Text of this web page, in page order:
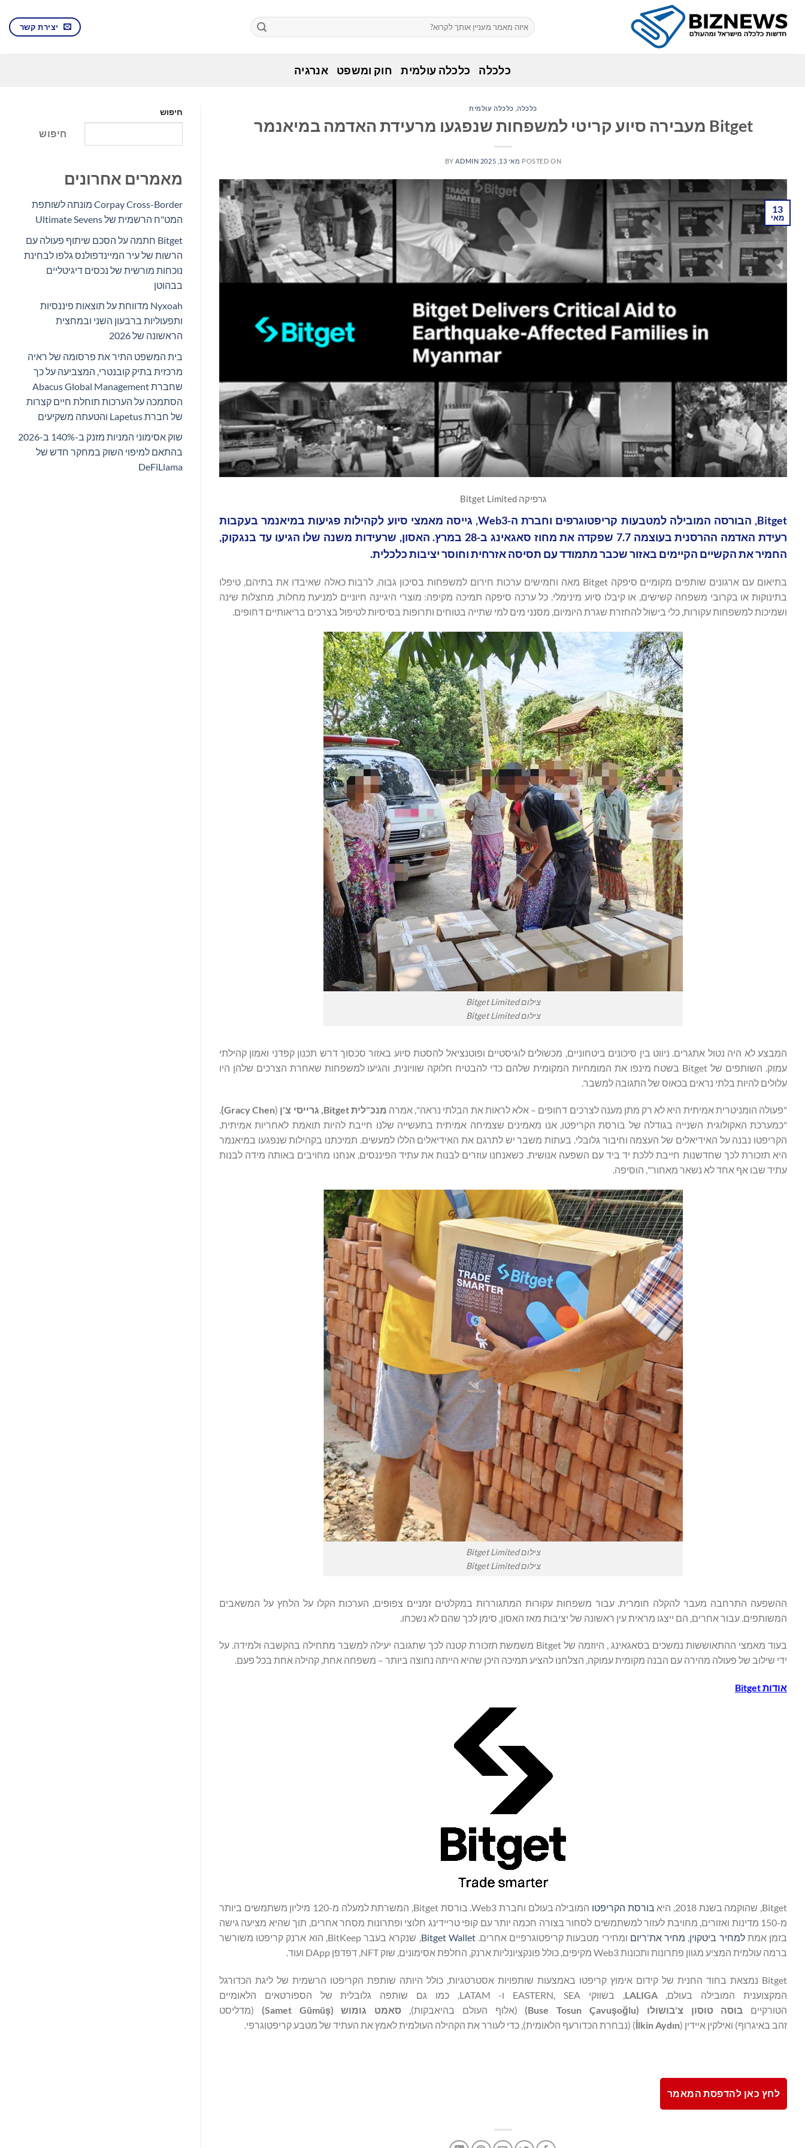
content
יצירת קשר
כלכלה כלכלה עולמית חוק ומשפט אנרגיה
כלכלה, כלכלה עולמית
Bitget מעבירה סיוע קריטי למשפחות שנפגעו מרעידת האדמה במיאנמר
POSTED ON מאי 13, 2025 BY ADMIN
13
מאי
גרפיקה Bitget Limited
Bitget, הבורסה המובילה למטבעות קריפטוגרפים וחברת ה-Web3, גייסה מאמצי סיוע לקהילות פגיעות במיאנמר בעקבות
רעידת האדמה ההרסנית בעוצמה 7.7 שפקדה את מחוז סאגאינג ב-28 במרץ. האסון, שרעידות משנה שלו הגיעו עד בנגקוק,
החמיר את הקשיים הקיימים באזור שכבר מתמודד עם תסיסה אזרחית וחוסר יציבות כלכלית.
בתיאום עם ארגונים שותפים מקומיים סיפקה Bitget מאה וחמישים ערכות חירום למשפחות בסיכון גבוה, לרבות כאלה שאיבדו את בתיהם, טיפלו
בתינוקות או בקרובי משפחה קשישים, או קיבלו סיוע מינימלי. כל ערכה סיפקה תמיכה מקיפה: מוצרי היגיינה חיוניים למניעת מחלות, מחצלות שינה
ושמיכות למשפחות עקורות, כלי בישול להחזרת שגרת היומיום, מסנני מים למי שתייה בטוחים ותרופות בסיסיות לטיפול בצרכים בריאותיים דחופים.
צילום Bitget Limited
צילום Bitget Limited
המבצע לא היה נטול אתגרים. ניווט בין סיכונים ביטחוניים, מכשולים לוגיסטיים ופוטנציאל להסטת סיוע באזור סכסוך דרש תכנון קפדני ואמון קהילתי
עמוק. השותפים של Bitget בשטח מינפו את המומחיות המקומית שלהם כדי להבטיח חלוקה שוויונית, והגיעו למשפחות שאחרת הצרכים שלהן היו
עלולים להיות בלתי נראים בכאוס של התגובה למשבר.
"פעולה הומניטרית אמיתית היא לא רק מתן מענה לצרכים דחופים – אלא לראות את הבלתי נראה", אמרה מנכ"לית Bitget, גרייסי צ'ן (
Gracy Chen
)
.
"כמערכת האקולוגית השנייה בגודלה של בורסת הקריפטו, אנו מאמינים שצמיחה אמיתית בתעשייה שלנו חייבת להיות תואמת לאחריות אמיתית.
הקריפטו נבנה על האידיאלים של העצמה וחיבור גלובלי. בעתות משבר יש לתרגם את האידיאלים הללו למעשים. תמיכתנו בקהילות שנפגעו במיאנמר
היא תזכורת לכך שחדשנות חייבת ללכת יד ביד עם השפעה אנושית. כשאנחנו עוזרים לבנות את עתיד הפיננסים, אנחנו מחויבים באותה מידה לבנות
עתיד שבו אף אחד לא נשאר מאחור", הוסיפה.
צילום Bitget Limited
צילום Bitget Limited
ההשפעה התרחבה מעבר להקלה חומרית. עבור משפחות עקורות המתגוררות במקלטים זמניים צפופים, הערכות הקלו על הלחץ על המשאבים
המשותפים. עבור אחרים, הם ייצגו מראית עין ראשונה של יציבות מאז האסון, סימן לכך שהם לא נשכחו.
בעוד מאמצי ההתאוששות נמשכים בסאגאינג , היוזמה של Bitget משמשת תזכורת קטנה לכך שתגובה יעילה למשבר מתחילה בהקשבה ולמידה. על
ידי שילוב של פעולה מהירה עם הבנה מקומית עמוקה, הצלחנו להציע תמיכה היכן שהיא הייתה נחוצה ביותר – משפחה אחת, קהילה אחת בכל פעם.
אודותBitget
Bitget, שהוקמה בשנת 2018, היא בורסת הקריפטו
המובילה בעולם וחברת Web3. בורסת Bitget, המשרתת למעלה מ-120 מיליון משתמשים ביותר
מ-150 מדינות ואזורים, מחויבת לעזור למשתמשים לסחור בצורה חכמה יותר עם קופי טריידינג חלוצי ופתרונות מסחר אחרים, תוך שהיא מציעה גישה
בזמן אמתלמחיר ביטקוין, מחיר את'ריום ומחירי מטבעות קריפטוגרפיים אחרים.Bitget Wallet
, שנקרא בעבר BitKeep, הוא ארנק קריפטו משורשר
ברמה עולמית המציע מגוון פתרונות ותכונות Web3 מקיפים, כולל פונקציונליות ארנק, החלפת אסימונים, שוק NFT, דפדפן DApp ועוד.
Bitget נמצאת בחוד החנית של קידום אימוץ קריפטו באמצעות שותפויות אסטרטגיות, כולל היותה שותפת הקריפטו הרשמית של ליגת הכדורגל
המקצוענית המובילה בעולם,LALIGA
, בשווקי EASTERN, SEA ו- LATAM, כמו גם שותפה גלובלית של הספורטאים הלאומיים
הטורקיים בוסה טוסון צ'בושולו (
Buse Tosun Çavuşoğlu
) (אלוף העולם בהיאבקות), סאמט גומוש (
Samet Gümüş
) (מדליסט
זהב באיגרוף) ואילקין איידין (
İlkin Aydın ) (נבחרת הכדורעף הלאומית), כדי לעורר את הקהילה העולמית לאמץ את העתיד של מטבע קריפטוגרפי.
לחץ כאן להדפסת המאמר
חיפוש
חיפוש
מאמרים אחרונים
Corpay Cross-Border מונתה לשותפת
המט"ח הרשמית של Ultimate Sevens
Bitget חתמה על הסכם שיתוף פעולה עם
הרשות של עיר המיינדפולנס גלפו לבחינת
נוכחות מורשית של נכסים דיגיטליים
בבהוטן
Nyxoah מדווחת על תוצאות פיננסיות
ותפעוליות ברבעון השני ובמחצית
הראשונה של 2026
בית המשפט התיר את פרסומה של ראיה
מרכזית בתיק קובנטרי, המצביעה על כך
שחברת Abacus Global Management
הסתמכה על הערכות תוחלת חיים קצרות
של חברת Lapetus והטעתה משקיעים
שוק אסימוני המניות מזנק ב-140% ב-2026
בהתאם למיפוי השוק במחקר חדש של
DeFiLlama